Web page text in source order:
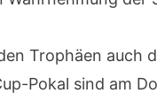
Trophäen auch
Pokal sind am